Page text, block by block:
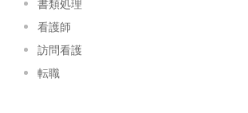
書類処理
看護師
訪問看護
転職